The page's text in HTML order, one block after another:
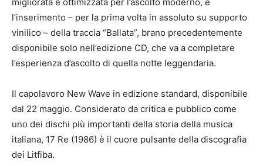
l’inserimento – per la prima volta in assoluto su supporto
vinilico – della traccia “Ballata”, brano precedentemente
disponibile solo nell’edizione CD, che va a completare
l’esperienza d’ascolto di quella notte leggendaria.
Il capolavoro New Wave in edizione standard, disponibile
dal 22 maggio. Considerato da critica e pubblico come
uno dei dischi più importanti della storia della musica
italiana, 17 Re (1986) è il cuore pulsante della discografia
dei Litfiba.